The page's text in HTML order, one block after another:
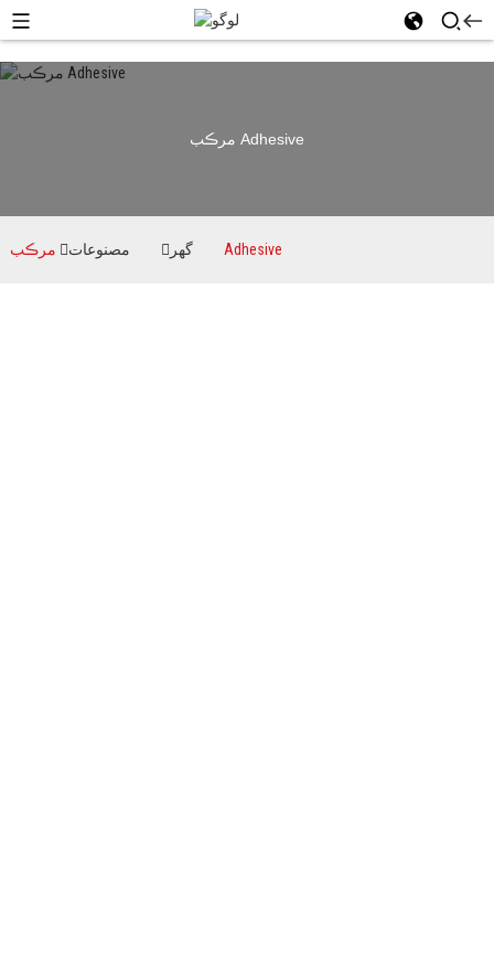
مرڪب Adhesive
گهر مصنوعات مرڪب Adhesive